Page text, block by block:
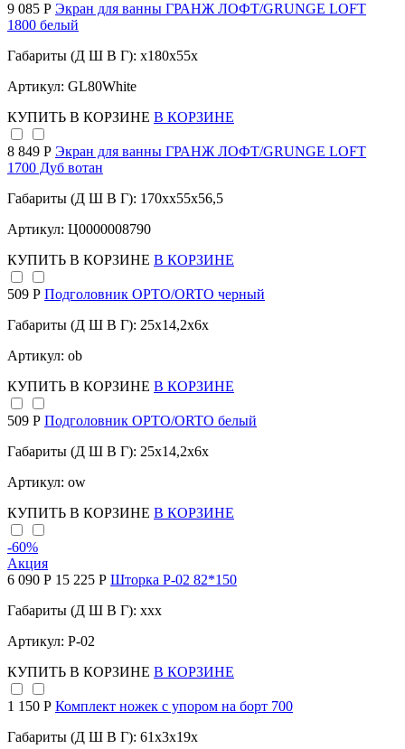
9 085 Р Экран для ванны ГРАНЖ ЛОФТ/GRUNGE LOFT
1800 белый
Габариты (Д Ш В Г): x180x55x
Артикул: GL80White
КУПИТЬ В КОРЗИНЕ В КОРЗИНЕ
8 849 Р Экран для ванны ГРАНЖ ЛОФТ/GRUNGE LOFT
1700 Дуб вотан
Габариты (Д Ш В Г): 170xx55x56,5
Артикул: Ц0000008790
КУПИТЬ В КОРЗИНЕ В КОРЗИНЕ
509 Р Подголовник ОРТО/ORTO черный
Габариты (Д Ш В Г): 25x14,2x6x
Артикул: ob
КУПИТЬ В КОРЗИНЕ В КОРЗИНЕ
509 Р Подголовник ОРТО/ORTO белый
Габариты (Д Ш В Г): 25x14,2x6x
Артикул: ow
КУПИТЬ В КОРЗИНЕ В КОРЗИНЕ
-60%
Акция
6 090 Р 15 225 Р Шторка P-02 82*150
Габариты (Д Ш В Г): xxx
Артикул: Р-02
КУПИТЬ В КОРЗИНЕ В КОРЗИНЕ
1 150 Р Комплект ножек с упором на борт 700
Габариты (Д Ш В Г): 61x3x19x